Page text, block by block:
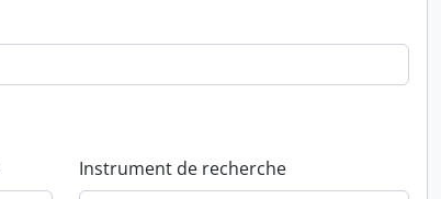
Instrument de recherche